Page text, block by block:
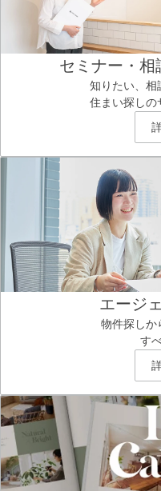
セミナー・相
知りたい、相
住まい探しの
エージ
物件探しか
す